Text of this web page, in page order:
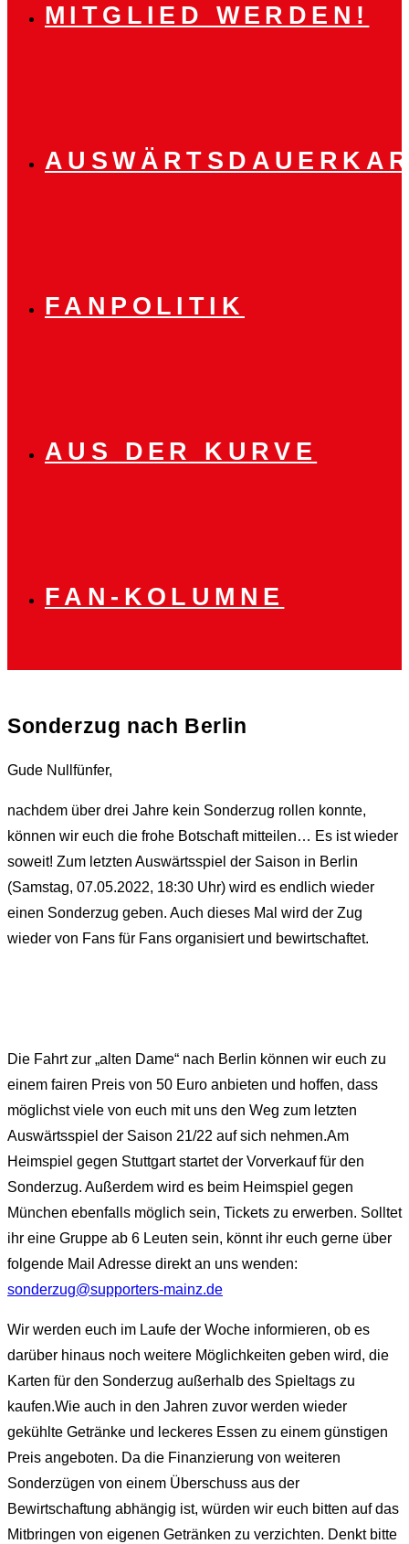
MITGLIED WERDEN!
FANPOLITIK
AUS DER KURVE
FAN-KOLUMNE
Sonderzug nach Berlin
Gude Nullfünfer,
nachdem über drei Jahre kein Sonderzug rollen konnte,
können wir euch die frohe Botschaft mitteilen… Es ist wieder
soweit! Zum letzten Auswärtsspiel der Saison in Berlin
(Samstag, 07.05.2022, 18:30 Uhr) wird es endlich wieder
einen Sonderzug geben. Auch dieses Mal wird der Zug
wieder von Fans für Fans organisiert und bewirtschaftet.
Die Fahrt zur „alten Dame“ nach Berlin können wir euch zu
einem fairen Preis von 50 Euro anbieten und hoffen, dass
möglichst viele von euch mit uns den Weg zum letzten
Auswärtsspiel der Saison 21/22 auf sich nehmen.Am
Heimspiel gegen Stuttgart startet der Vorverkauf für den
Sonderzug. Außerdem wird es beim Heimspiel gegen
München ebenfalls möglich sein, Tickets zu erwerben. Solltet
ihr eine Gruppe ab 6 Leuten sein, könnt ihr euch gerne über
folgende Mail Adresse direkt an uns wenden:
sonderzug@supporters-mainz.de
Wir werden euch im Laufe der Woche informieren, ob es
darüber hinaus noch weitere Möglichkeiten geben wird, die
Karten für den Sonderzug außerhalb des Spieltags zu
kaufen.Wie auch in den Jahren zuvor werden wieder
gekühlte Getränke und leckeres Essen zu einem günstigen
Preis angeboten. Da die Finanzierung von weiteren
Sonderzügen von einem Überschuss aus der
Bewirtschaftung abhängig ist, würden wir euch bitten auf das
Mitbringen von eigenen Getränken zu verzichten. Denkt bitte